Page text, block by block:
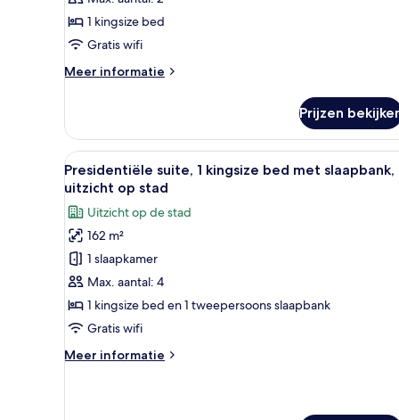
1 kingsize bed
Gratis wifi
Meer informatie
Meer
1
kingsize
bed
Prijzen
Alle
foto's
voor
Presidentiële
suite,
kingsize
bed
met
uitzicht
Een moderne hotelkamer
12
Presidentiële suite, 1 kingsize bed met slaapbank,
uitzicht op stad
Uitzicht op de stad
162 m²
1 slaapkamer
Max. aantal: 4
1 kingsize bed en 1 tweepersoons slaapbank
Gratis wifi
Meer informatie
Meer